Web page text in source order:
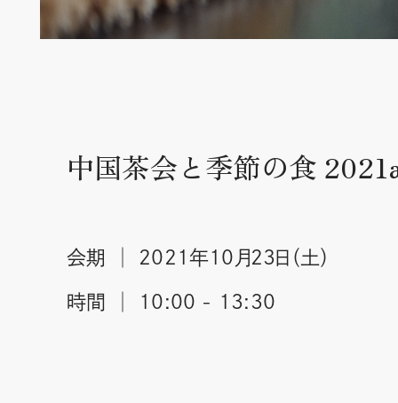
中国茶会と季節の食
会期 │ 2021年10月23日（土）
時間 │ 10:00 - 13:30